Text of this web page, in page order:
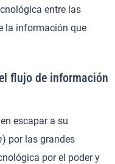
entre las
la información que
flujo de información
escapar a su
) por las grandes
por el poder y